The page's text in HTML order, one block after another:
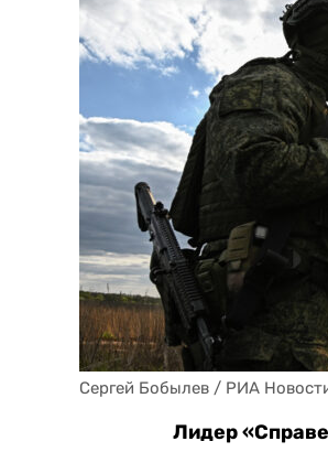
Сергей Бобылев / РИА
Лидер